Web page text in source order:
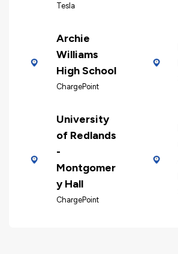
Tesla
Archie
Williams
High School
ChargePoint
University
of Redlands
-
Montgomer
y Hall
ChargePoint